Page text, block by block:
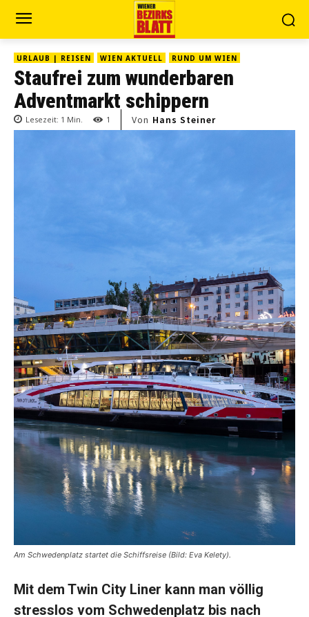
URLAUB | REISEN WIEN AKTUELL RUND UM WIEN
Staufrei zum wunderbaren
Adventmarkt schippern
Lesezeit: 1 Min. 1 Von Hans Steiner
Am Schwedenplatz startet die Schiffsreise (Bild: Eva Kelety).
Mit dem Twin City Liner kann man völlig
stresslos vom Schwedenplatz bis nach